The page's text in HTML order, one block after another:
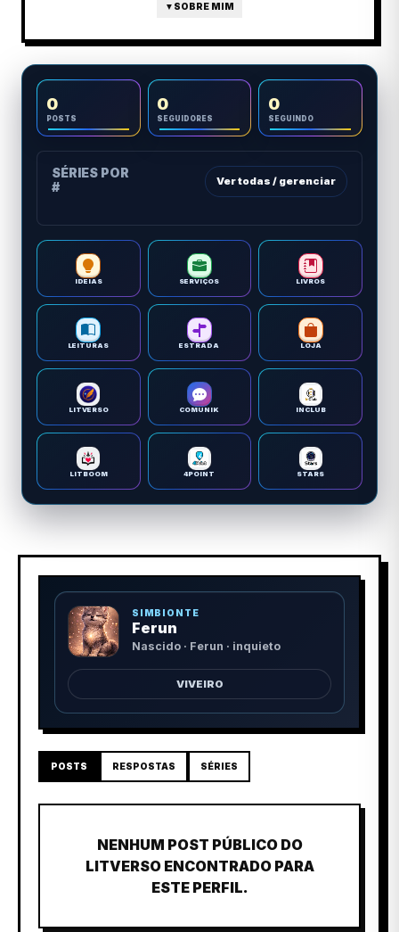
▼ SOBRE MIM
0
POSTS
0
SEGUIDORES
0
SEGUINDO
SÉRIES POR
#
Ver todas / gerenciar
IDEIAS SERVIÇOS LIVROS
LEITURAS ESTRADA LOJA
LITVERSO COMUNIK INCLUB
LITBOOM 4POINT STARS
SIMBIONTE
Ferun
Nascido · Ferun · inquieto
VIVEIRO
POSTS RESPOSTAS SÉRIES
NENHUM POST PÚBLICO DO
LITVERSO ENCONTRADO PARA
ESTE PERFIL.